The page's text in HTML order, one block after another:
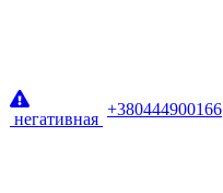
негативная
+380444900166